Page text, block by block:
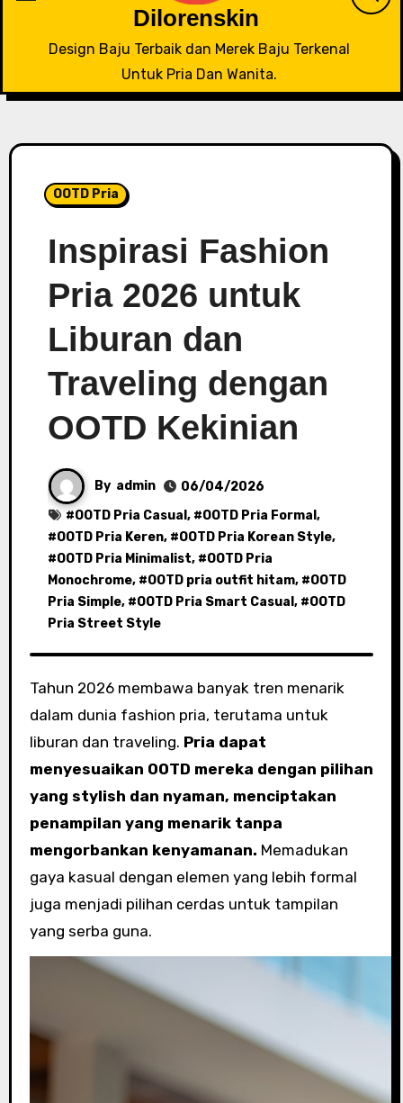
Dilorenskin
Design Baju Terbaik dan Merek Baju Terkenal
Untuk Pria Dan Wanita.
OOTD Pria
Inspirasi Fashion
Pria 2026 untuk
Liburan dan
Traveling dengan
OOTD Kekinian
By admin
06/04/2026
#OOTD Pria Casual , #OOTD Pria Formal ,
#OOTD Pria Keren, #OOTD Pria Korean Style,
#OOTD Pria Minimalist, #OOTD Pria
Monochrome, #OOTD pria outfit hitam, #OOTD
Pria Simple, #OOTD Pria Smart Casual , #OOTD
Pria Street Style
Tahun 2026 membawa banyak tren menarik
dalam dunia fashion pria, terutama untuk
liburan dan traveling. Pria dapat
menyesuaikan OOTD mereka dengan pilihan
yang stylish dan nyaman, menciptakan
penampilan yang menarik tanpa
mengorbankan kenyamanan. Memadukan
gaya kasual dengan elemen yang lebih formal
juga menjadi pilihan cerdas untuk tampilan
yang serba guna.